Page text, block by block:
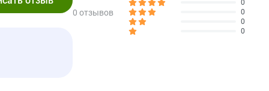
началом применения данного продукта при наличии
время беременности или кормления грудью следует
существует риск удушения.
0 отзывов
0
0
0
0